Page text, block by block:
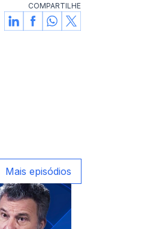
fullscreen
COMPARTILHE
Mais episódios